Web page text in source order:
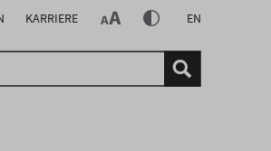
KARRIERE EN